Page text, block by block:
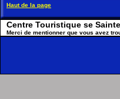
Haut de la page
Centre Touristique se
Merci de mentionner que vous avez